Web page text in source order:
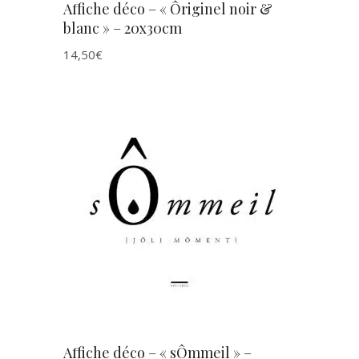
Affiche déco – « Ôriginel noir &
blanc » – 20x30cm
14,50€
AJOUTER AU PANIER
Affiche déco – « sÔmmeil » –